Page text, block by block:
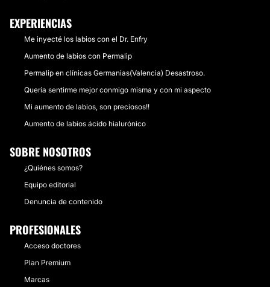
EXPERIENCIAS
Me inyecté los labios con el Dr. Enfry
Aumento de labios con Permalip
Permalip en clínicas Germanias(Valencia) Desastroso.
Quería sentirme mejor conmigo misma y con mi aspecto
Mi aumento de labios, son preciosos!!
Aumento de labios ácido hialurónico
SOBRE NOSOTROS
¿Quiénes somos?
Equipo editorial
Denuncia de contenido
PROFESIONALES
Acceso doctores
Plan Premium
Marcas